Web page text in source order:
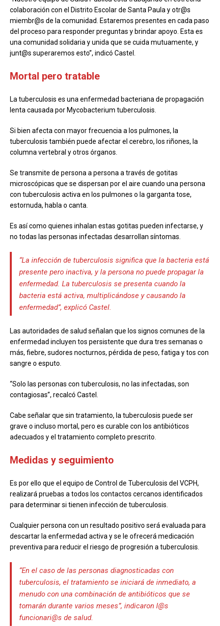
colaboración con el Distrito Escolar de Santa Paula y otr@s
miembr@s de la comunidad. Estaremos presentes en cada paso
del proceso para responder preguntas y brindar apoyo. Esta es
una comunidad solidaria y unida que se cuida mutuamente, y
junt@s superaremos esto”, indicó Castel.
Mortal pero tratable
La tuberculosis es una enfermedad bacteriana de propagación
lenta causada por Mycobacterium tuberculosis.
Si bien afecta con mayor frecuencia a los pulmones, la
tuberculosis también puede afectar el cerebro, los riñones, la
columna vertebral y otros órganos.
Se transmite de persona a persona a través de gotitas
microscópicas que se dispersan por el aire cuando una persona
con tuberculosis activa en los pulmones o la garganta tose,
estornuda, habla o canta.
Es así como quienes inhalan estas gotitas pueden infectarse, y
no todas las personas infectadas desarrollan síntomas.
“La infección de tuberculosis significa que la bacteria está
presente pero inactiva, y la persona no puede propagar la
enfermedad. La tuberculosis se presenta cuando la
bacteria está activa, multiplicándose y causando la
enfermedad”, explicó Castel.
Las autoridades de salud señalan que los signos comunes de la
enfermedad incluyen tos persistente que dura tres semanas o
más, fiebre, sudores nocturnos, pérdida de peso, fatiga y tos con
sangre o esputo.
“Solo las personas con tuberculosis, no las infectadas, son
contagiosas”, recalcó Castel.
Cabe señalar que sin tratamiento, la tuberculosis puede ser
grave o incluso mortal, pero es curable con los antibióticos
adecuados y el tratamiento completo prescrito.
Medidas y seguimiento
Es por ello que el equipo de Control de Tuberculosis del VCPH,
realizará pruebas a todos los contactos cercanos identificados
para determinar si tienen infección de tuberculosis.
Cualquier persona con un resultado positivo será evaluada para
descartar la enfermedad activa y se le ofrecerá medicación
preventiva para reducir el riesgo de progresión a tuberculosis.
“En el caso de las personas diagnosticadas con
tuberculosis, el tratamiento se iniciará de inmediato, a
menudo con una combinación de antibióticos que se
tomarán durante varios meses”, indicaron l@s
funcionari@s de salud.